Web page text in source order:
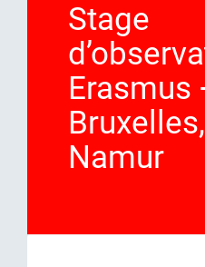
Stage
Erasmus
Namur